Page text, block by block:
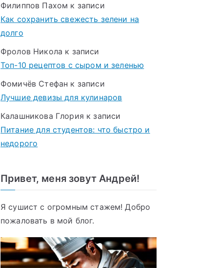
Филиппов Пахом к записи
Как сохранить свежесть зелени на
долго
Фролов Никола к записи
Топ-10 рецептов с сыром и зеленью
Фомичёв Стефан к записи
Лучшие девизы для кулинаров
Калашникова Глория к записи
Питание для студентов: что быстро и
недорого
Привет, меня зовут Андрей!
Я сушист с огромным стажем! Добро
пожаловать в мой блог.